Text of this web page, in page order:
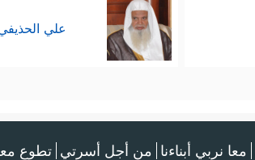
علي
معا نربي أبناءنا من أجل أسرتي تطوع